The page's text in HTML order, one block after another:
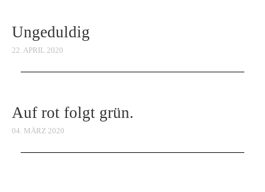
Ungeduldig
22. APRIL 2020
Auf rot folgt grün.
04. MÄRZ 2020